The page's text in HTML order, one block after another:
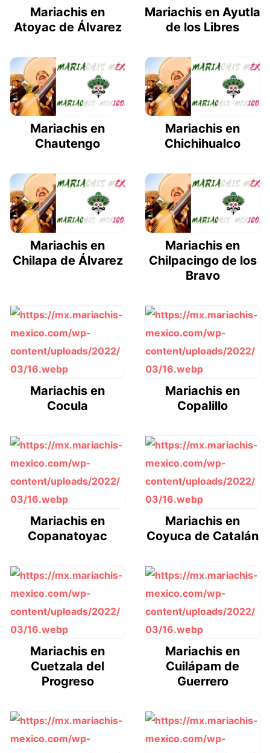
Mariachis en
Atoyac de Álvarez
Mariachis en Ayutla
de los Libres
Mariachis en
Chautengo
Mariachis en
Chichihualco
Mariachis en
Chilapa de Álvarez
Mariachis en
Chilpacingo de los
Bravo
Mariachis en
Cocula
Mariachis en
Copalillo
Mariachis en
Copanatoyac
Mariachis en
Coyuca de Catalán
Mariachis en
Cuetzala del
Progreso
Mariachis en
Cuilápam de
Guerrero